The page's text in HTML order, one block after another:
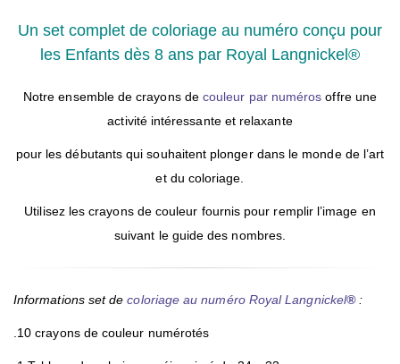
Un set complet de coloriage au numéro conçu pour
les Enfants dès 8 ans par Royal Langnickel®
Notre ensemble de crayons de couleur par numéros offre une
activité intéressante et relaxante
pour les débutants qui souhaitent plonger dans le monde de l’art
et du coloriage.
Utilisez les crayons de couleur fournis pour remplir l’image en
suivant le guide des nombres.
Informations set de coloriage au numéro Royal Langnickel®:
.10 crayons de couleur numérotés